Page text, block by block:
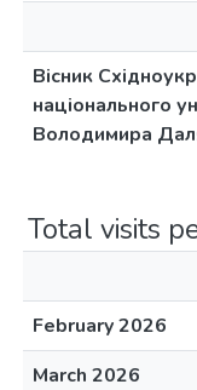
Вісник
національного
Володимира
Total visits
February 2026
March 2026